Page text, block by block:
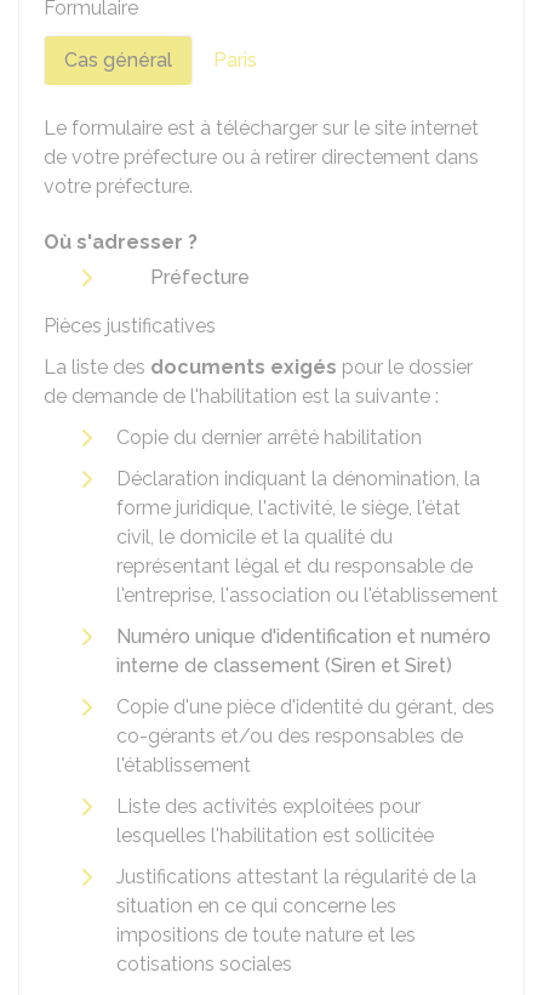
Formulaire
Cas général Paris
Le formulaire est à télécharger sur le site internet
de votre préfecture ou à retirer directement dans
votre préfecture.
Où s'adresser ?
Préfecture
Pièces justificatives
La liste des documents exigés pour le dossier
de demande de l'habilitation est la suivante :
Copie du dernier arrêté habilitation
Déclaration indiquant la dénomination, la
forme juridique, l'activité, le siège, l'état
civil, le domicile et la qualité du
représentant légal et du responsable de
l'entreprise, l'association ou l'établissement
Numéro unique d'identification et numéro
interne de classement (Siren et Siret)
Copie d'une pièce d'identité du gérant, des
co-gérants et/ou des responsables de
l'établissement
Liste des activités exploitées pour
lesquelles l'habilitation est sollicitée
Justifications attestant la régularité de la
situation en ce qui concerne les
impositions de toute nature et les
cotisations sociales